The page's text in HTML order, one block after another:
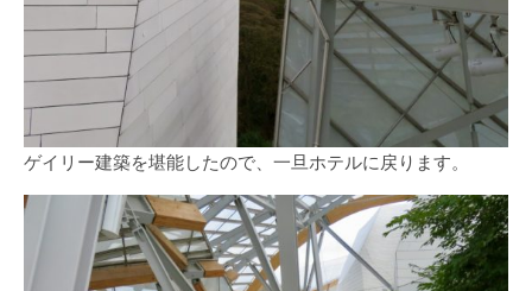
ゲイリー建築を堪能したので、一旦ホテルに戻ります。